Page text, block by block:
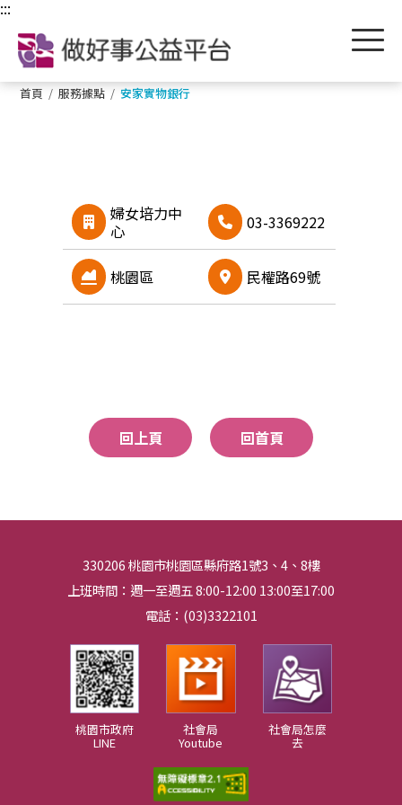
跳到主要內容區塊
:::
首頁 / 服務據點 / 安家實物銀行
婦女培力中
心
03-3369222
桃園區 民權路69號
回上頁 回首頁
330206 桃園市桃園區縣府路1號3、4、8樓
上班時間：週一至週五 8:00-12:00 13:00至17:00
電話：(03)3322101
桃園市政府
LINE
社會局
Youtube
社會局怎麼
去